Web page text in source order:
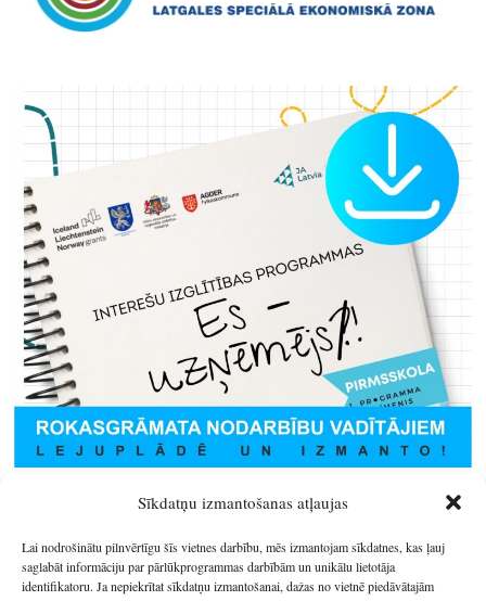
Sīkdatņu izmantošanas atļaujas
Lai nodrošinātu pilnvērtīgu šīs vietnes darbību, mēs izmantojam sīkdatnes, kas ļauj
saglabāt informāciju par pārlūkprogrammas darbībām un unikālu lietotāja
identifikatoru. Ja nepiekrītat sīkdatņu izmantošanai, dažas no vietnē piedāvātajām